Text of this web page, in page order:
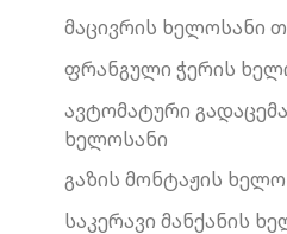
მაცივრის ხელოსანი
ფრანგული ჭერის
ავტომატური
ხელოსანი
გაზის მონტაჟის
საკერავი მანქანის